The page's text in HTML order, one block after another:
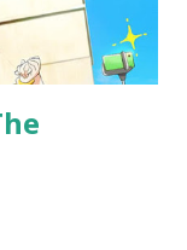
de fãs